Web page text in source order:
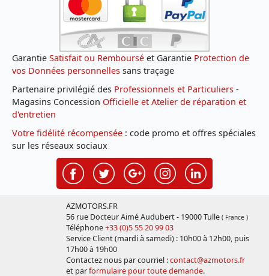
Garantie Satisfait ou Remboursé et Garantie Protection de
vos Données personnelles sans traçage
Partenaire privilégié des Professionnels et Particuliers -
Magasins Concession Officielle et Atelier de réparation et
d'entretien
Votre fidélité récompensée : code promo et offres spéciales
sur les réseaux sociaux
AZMOTORS.FR
56 rue Docteur Aimé Audubert - 19000 Tulle ( France )
Téléphone+33 (0)5 55 20 99 03
Service Client (mardi à samedi) : 10h00 à 12h00, puis
17h00 à 19h00
Contactez nous par courriel :contact@azmotors.fr
et parformulaire pour toute demande.